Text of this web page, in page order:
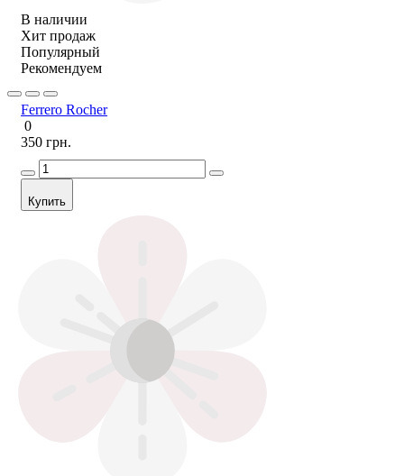
В наличии
Хит продаж
Популярный
Рекомендуем
Ferrero Rocher
0
350 грн.
Купить